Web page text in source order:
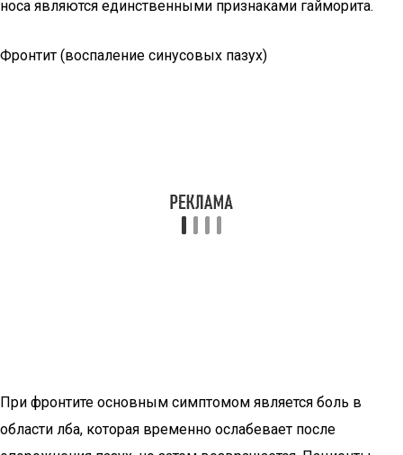
носа являются единственными признаками гайморита.
Фронтит (воспаление синусовых пазух)
При фронтите основным симптомом является боль в
области лба, которая временно ослабевает после